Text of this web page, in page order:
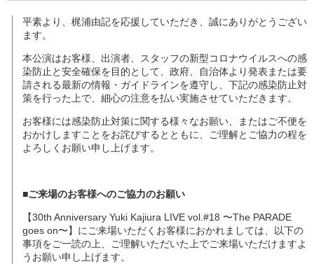
平素より、梶浦由記を応援していただき、誠にありがとうござい
ます。
本公演はお客様、出演者、スタッフの新型コロナウイルスへの感
染防止と安全確保を目的として、政府、自治体より発表または要
請される最新の情報・ガイドラインを遵守し、下記の感染防止対
策を行った上で、細心の注意を払い実施させていただきます。
お客様には感染防止対策に関する様々なお願い、またはご不便を
おかけしますことをお詫びするとともに、ご理解とご協力の程を
よろしくお願い申し上げます。
■ご来場のお客様へのご協力のお願い
【30th Anniversary Yuki Kajiura LIVE vol.#18 〜The PARADE
goes on〜】にご来場いただくお客様におかれましては、以下の
事項をご一読の上、ご理解いただいた上でご来場いただけますよ
うお願い申し上げます。